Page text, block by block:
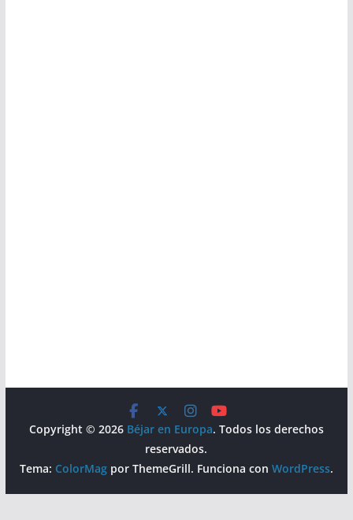
Copyright © 2026 Béjar en Europa. Todos los derechos
reservados.
Tema: ColorMagpor ThemeGrill. Funciona con WordPress.